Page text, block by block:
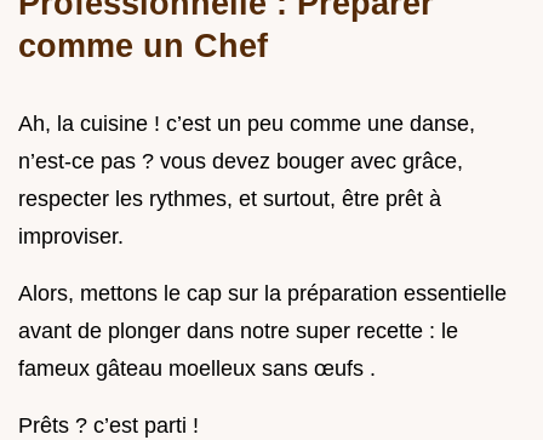
comme un Chef
Ah, la cuisine ! c’est un peu comme une danse,
n’est-ce pas ? vous devez bouger avec grâce,
respecter les rythmes, et surtout, être prêt à
improviser.
Alors, mettons le cap sur la préparation essentielle
avant de plonger dans notre super recette : le
fameux gâteau moelleux sans œufs .
Prêts ? c’est parti !